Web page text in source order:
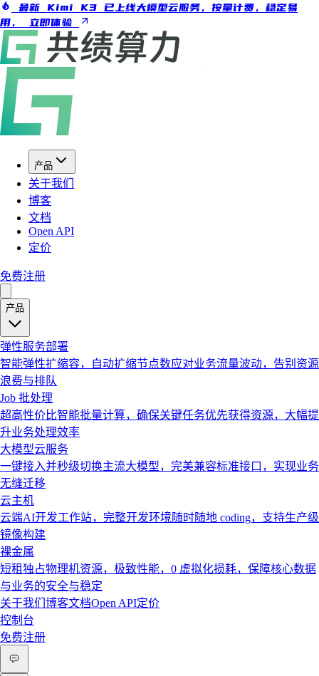
最新 Kimi K3 已上线大模型云服务，按量计费，稳定易
用， 立即体验
产品
关于我们
博客
文档
Open API
定价
免费注册
产品
弹性服务部署
智能弹性扩缩容，自动扩缩节点数应对业务流量波动，告别资源
浪费与排队
Job 批处理
超高性价比智能批量计算，确保关键任务优先获得资源，大幅提
升业务处理效率
大模型云服务
一键接入并秒级切换主流大模型，完美兼容标准接口，实现业务
无缝迁移
云主机
云端AI开发工作站，完整开发环境随时随地 coding，支持生产级
镜像构建
裸金属
短租独占物理机资源，极致性能，0 虚拟化损耗，保障核心数据
与业务的安全与稳定
关于我们 博客文档Open API定价
控制台
免费注册